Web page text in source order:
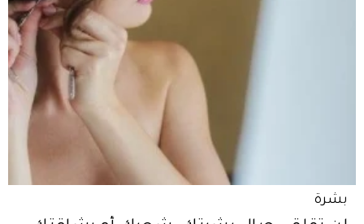
بشرة